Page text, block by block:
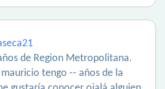
de Region Metropolitana.
tengo -- años de la